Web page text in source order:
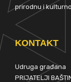
prirodnu i
KONTAKT
Udruga građana
PRIJATELJI